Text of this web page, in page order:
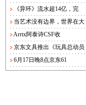
《异环》流水超14亿，完
当艺术没有边界，世界在大
Arrtx阿泰诗CSF收
京东文具推出《玩具总动员
6月17日晚8点京东61